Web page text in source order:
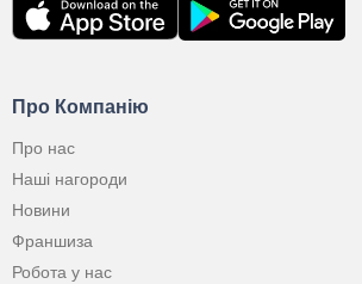
Про Компанію
Про нас
Наші нагороди
Новини
Франшиза
Робота у нас